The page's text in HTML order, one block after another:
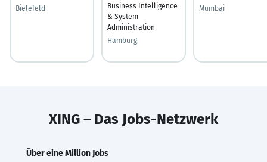
Bielefeld
Business Intelligence
& System
Administration
Hamburg
Mumbai
XING – Das Jobs-Netzwerk
Über eine Million Jobs